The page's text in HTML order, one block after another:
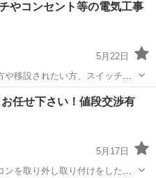
やコンセント等の電気工事
5月22日
移設されたい方、スイッチが
ッチを設置されたい方 是非当社
任せ下さい！値段交渉有
5月17日
を取り外し取り付けをしたい